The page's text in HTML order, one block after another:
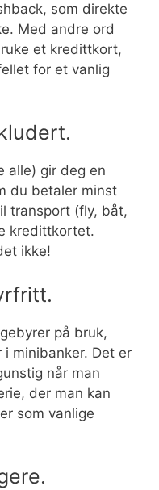
som direkte
Med andre ord
et kredittkort,
for et vanlig
alle) gir deg en
du betaler minst
transport (fly, båt,
kredittkortet.
ikke!
på bruk,
minibanker. Det er
når man
der man kan
som vanlige